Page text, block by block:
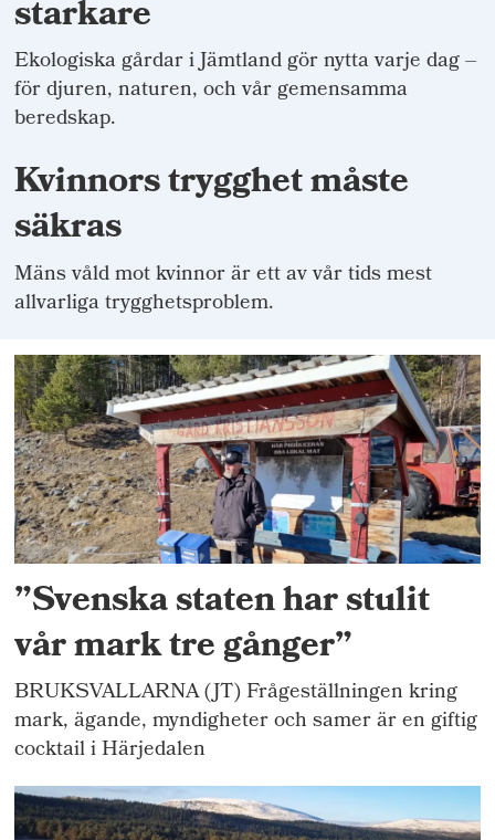
starkare
Ekologiska gårdar i Jämtland gör nytta varje dag –
för djuren, naturen, och vår gemensamma
beredskap.
Kvinnors trygghet måste
säkras
Mäns våld mot kvinnor är ett av vår tids mest
allvarliga trygghetsproblem.
”Svenska staten har stulit
vår mark tre gånger”
BRUKSVALLARNA (JT) Frågeställningen kring
mark, ägande, myndigheter och samer är en giftig
cocktail i Härjedalen